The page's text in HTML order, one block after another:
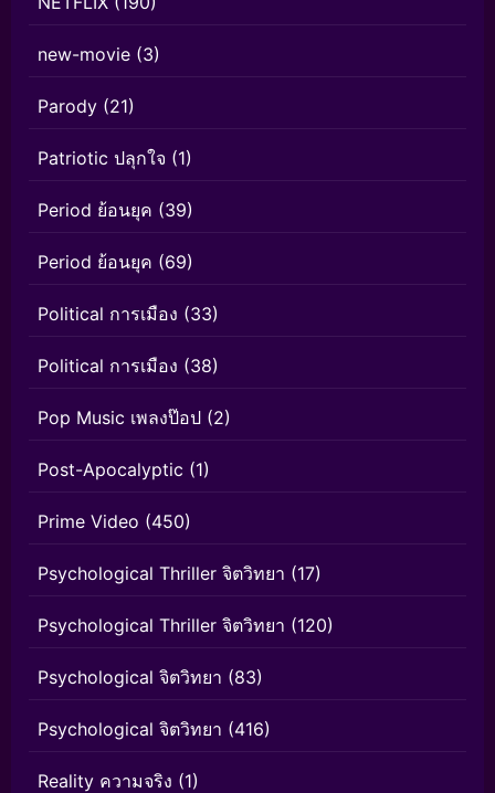
new-movie (3)
Parody (21)
Patriotic ปลุกใจ (1)
Period ย้อนยุค (39)
Period ย้อนยุค (69)
Political การเมือง (33)
Political การเมือง (38)
Pop Music เพลงป๊อป (2)
Post-Apocalyptic (1)
Prime Video (450)
Psychological Thriller จิตวิทยา (17)
Psychological Thriller จิตวิทยา (120)
Psychological จิตวิทยา (83)
Psychological จิตวิทยา (416)
Reality ความจริง (1)